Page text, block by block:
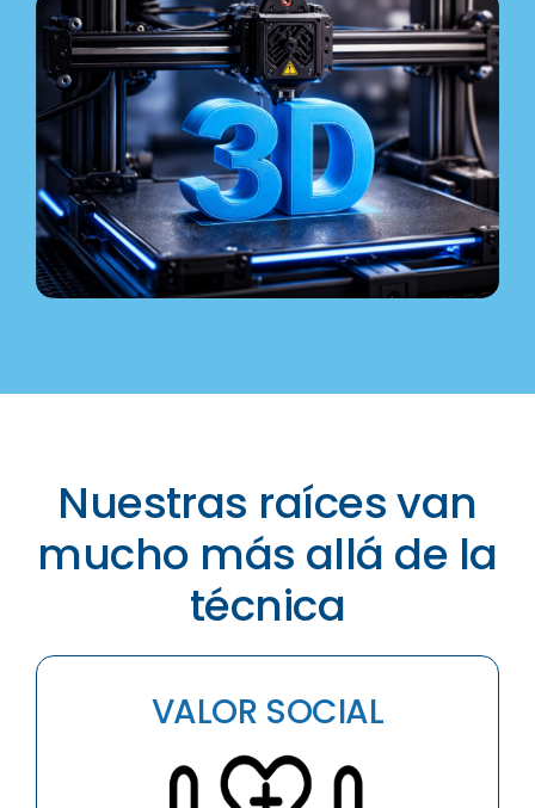
Nuestras raíces van
mucho más allá de la
técnica
VALOR SOCIAL